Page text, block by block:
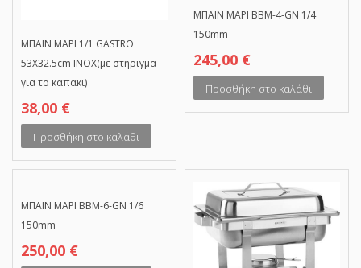
ΜΠΑΙΝ ΜΑΡΙ 1/1 GASTRO
53X32.5cm ΙΝΟΧ(με στηριγμα
για το καπακι)
38,00 €
Προσθήκη στο καλάθι
ΜΠΑΙΝ ΜΑΡΙ BBM-4-GN 1/4
150mm
245,00 €
Προσθήκη στο καλάθι
ΜΠΑΙΝ ΜΑΡΙ BBM-6-GN 1/6
150mm
250,00 €